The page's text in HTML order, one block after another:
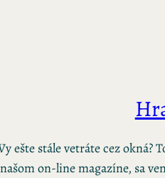
ešte stále vetráte cez okná?
našom on-line magazíne, sa